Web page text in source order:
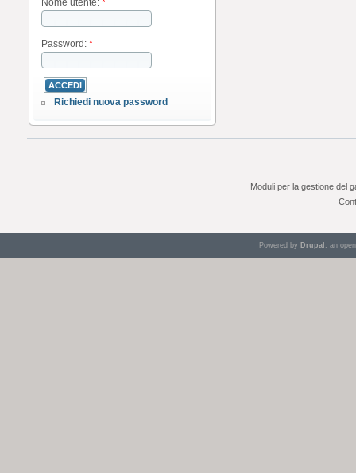
Password: *
Richiedi nuova password
Moduli per la gestione del
Powered by Drupal , an